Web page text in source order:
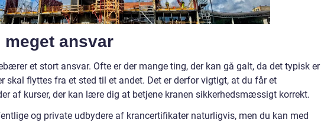
meget ansvar
et stort ansvar. Ofte er der mange ting, der kan gå galt, da det typisk er
skal flyttes fra et sted til et andet. Det er derfor vigtigt, at du får et
af kurser, der kan lære dig at betjene kranen sikkerhedsmæssigt korrekt.
og private udbydere af krancertifikater naturligvis, men du kan med